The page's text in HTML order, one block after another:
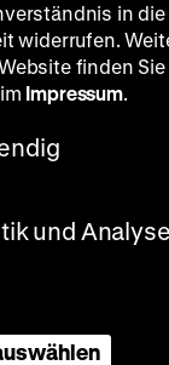
in
widerrufen.
finden
Impressum.
und Analyse